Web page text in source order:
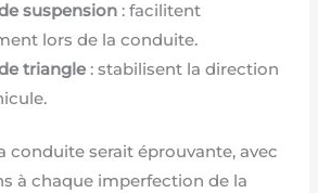
suspension : facilitent
lors de la conduite.
triangle : stabilisent la direction
conduite serait éprouvante, avec
à chaque imperfection de la